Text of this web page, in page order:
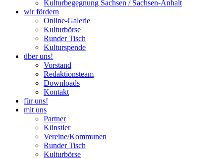
Kulturbegegnung Sachsen / Sachsen-Anhalt
wir fördern
Online-Galerie
Kulturbörse
Runder Tisch
Kulturspende
über uns!
Vorstand
Redaktionsteam
Downloads
Kontakt
für uns!
mit uns
Partner
Künstler
Vereine/Kommunen
Runder Tisch
Kulturbörse